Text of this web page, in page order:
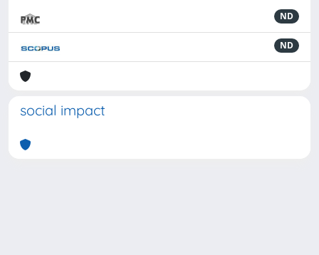
ND
ND
social impact